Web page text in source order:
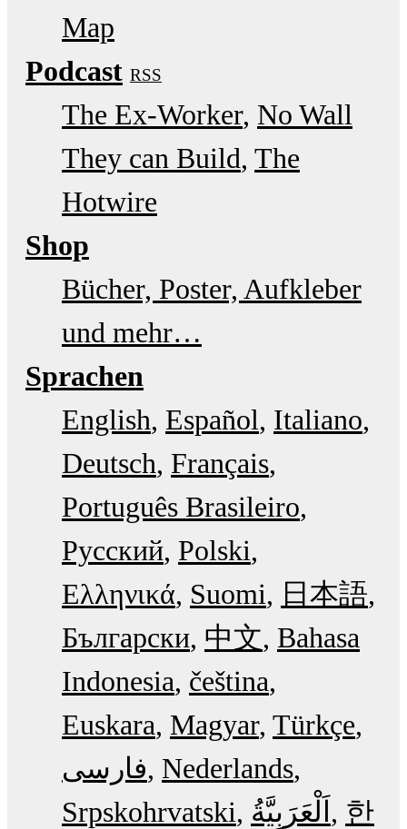
Map
Podcast RSS
The Ex-Worker No Wall
They can Build The
Hotwire
Shop
Bücher, Poster, Aufkleber
und mehr…
Sprachen
English Español Italiano
Deutsch Français
Português Brasileiro
Русский Polski
Ελληνικά Suomi
日本語
Български 中文 Bahasa
Indonesia čeština
Euskara Magyar Türkçe
فارسی Nederlands
Srpskohrvatski
한